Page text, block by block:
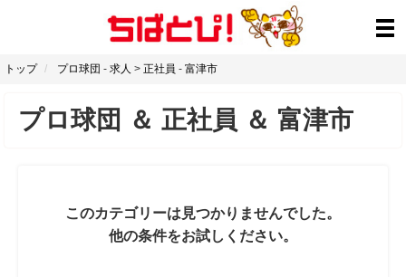
トップ プロ球団 - 求人 > 正社員 - 富津市
プロ球団 ＆ 正社員 ＆ 富津市
このカテゴリーは見つかりませんでした。
他の条件をお試しください。